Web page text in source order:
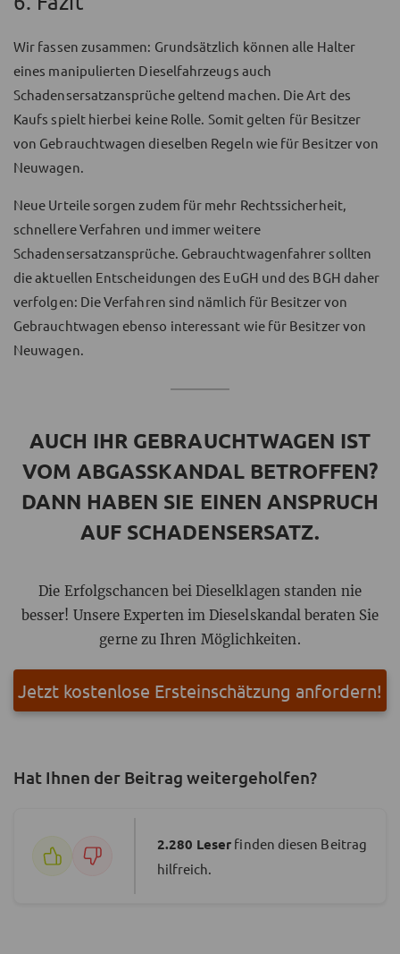
Wir fassen zusammen: Grundsätzlich können alle Halter
eines manipulierten Dieselfahrzeugs auch
Schadensersatzansprüche geltend machen. Die Art des
Kaufs spielt hierbei keine Rolle. Somit gelten für Besitzer
von Gebrauchtwagen dieselben Regeln wie für Besitzer von
Neuwagen.
Neue Urteile sorgen zudem für mehr Rechtssicherheit,
schnellere Verfahren und immer weitere
Schadensersatzansprüche. Gebrauchtwagenfahrer sollten
die aktuellen Entscheidungen des EuGH und des BGH daher
verfolgen: Die Verfahren sind nämlich für Besitzer von
Gebrauchtwagen ebenso interessant wie für Besitzer von
Neuwagen.
AUCH IHR GEBRAUCHTWAGEN IST
VOM ABGASSKANDAL BETROFFEN?
DANN HABEN SIE EINEN ANSPRUCH
AUF SCHADENSERSATZ.
Die Erfolgschancen bei Dieselklagen standen nie
besser! Unsere Experten im Dieselskandal beraten Sie
gerne zu Ihren Möglichkeiten.
Jetzt kostenlose Ersteinschätzung anfordern!
Hat Ihnen der Beitrag weitergeholfen?
2.280 Leser finden diesen Beitrag
hilfreich.